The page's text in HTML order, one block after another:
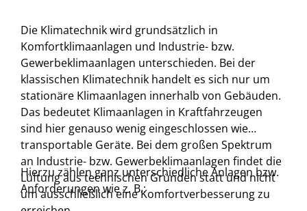
Die Klimatechnik wird grundsätzlich in
Komfortklimaanlagen und Industrie- bzw.
Gewerbeklimaanlagen unterschieden. Bei der
klassischen Klimatechnik handelt es sich nur um
stationäre Klimaanlagen innerhalb von Gebäuden.
Das bedeutet Klimaanlagen in Kraftfahrzeugen
sind hier genauso wenig eingeschlossen wie
transportable Geräte. Bei dem großen Spektrum
an Industrie- bzw. Gewerbeklimaanlagen findet die
Lüftung aus technischen Gründen statt und nicht
um ausschließlich eine Komfortverbesserung zu
Hierzu zählen ganz unterschiedliche Anlagen bzw.
Anforderungen wie z. B.: